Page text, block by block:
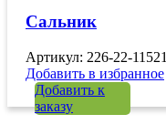
Сальник
Артикул: 226-22-11521
Добавить в избранное
Добавить к
заказу